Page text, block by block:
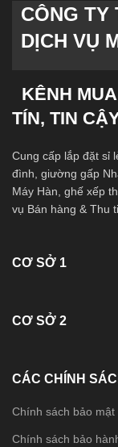
CÔNG TY
DỊCH VỤ
KÊNH
TÍN, TIN
Cung cấp lắp đặt sỉ
đình, giường gấp
Máy Hàn, ghế xếp
vụ Bán hàng & Thu
CƠ SỞ 1
CƠ SỞ 2
CÁC CHÍNH
Chính sách bảo mật
Chính sách bảo